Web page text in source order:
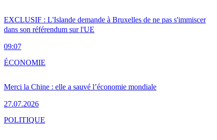
EXCLUSIF : L'Islande demande à Bruxelles de ne pas s'immiscer
dans son référendum sur l'UE
09:07
Merci la Chine : elle a sauvé l’économie mondiale
27.07.2026
ÉCONOMIE
POLITIQUE